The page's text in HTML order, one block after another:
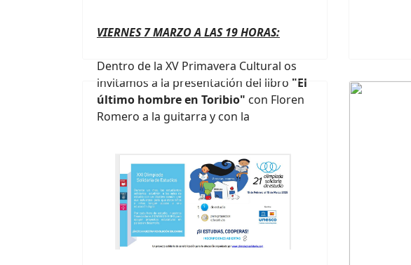
VIERNES 7 MARZO A LAS 19 HORAS:
Dentro de la XV Primavera Cultural os
invitamos a la presentación del libro "El
último hombre en Toribio" con Floren
Romero a la guitarra y con la
¡OS ESPERAMOS!